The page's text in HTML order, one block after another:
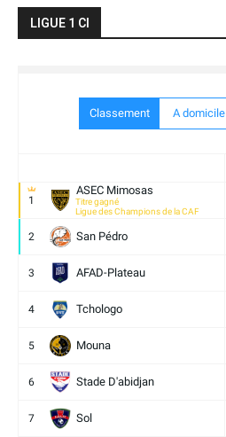
LIGUE 1 CI
Classement A domicile
1
ASEC Mimosas
Titre gagné
Ligue des Champions de la CAF
2 San Pédro
3 AFAD-Plateau
4 Tchologo
5 Mouna
6 Stade D'abidjan
7 Sol